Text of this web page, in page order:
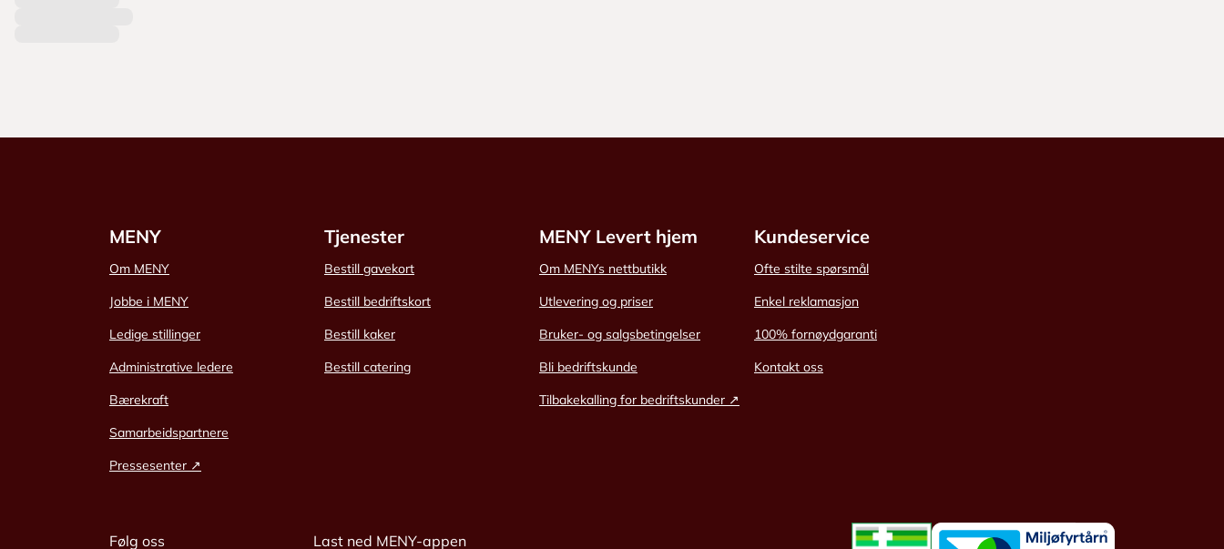
MENY
Om MENY
Jobbe i MENY
Ledige stillinger
Administrative ledere
Bærekraft
Samarbeidspartnere
Pressesenter ↗
Tjenester
Bestill gavekort
Bestill bedriftskort
Bestill kaker
Bestill catering
MENY Levert hjem
Om MENYs nettbutikk
Utlevering og priser
Bruker- og salgsbetingelser
Bli bedriftskunde
Tilbakekalling for bedriftskunder ↗
Kundeservice
Ofte stilte spørsmål
Enkel reklamasjon
100% fornøydgaranti
Kontakt oss
Følg oss Last ned MENY-appen